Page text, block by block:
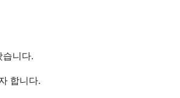
습니다.
합니다.